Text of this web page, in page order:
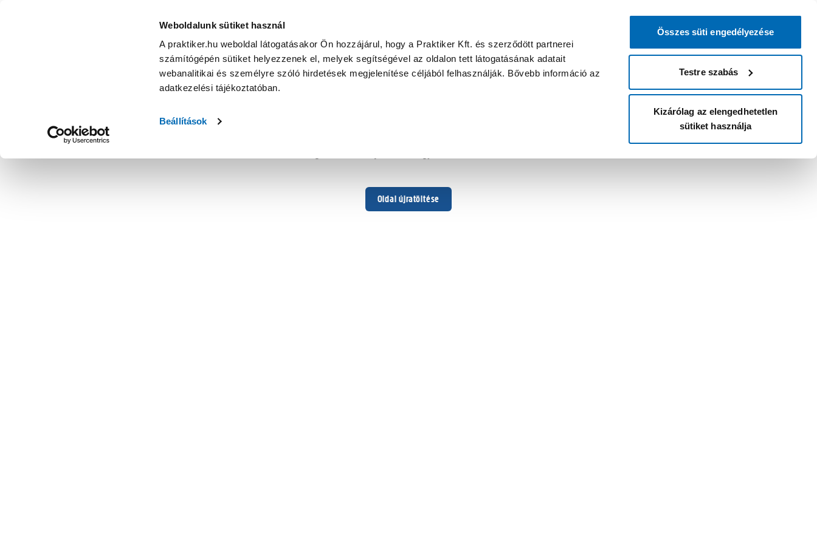
Weboldalunk sütiket használ
A praktiker.hu weboldal látogatásakor Ön hozzájárul, hogy a Praktiker Kft. és szerződött partnerei
számítógépén sütiket helyezzenek el, melyek segítségével az oldalon tett látogatásának adatait
webanalitikai és személyre szóló hirdetések megjelenítése céljából felhasználják. Bővebb információ az
adatkezelési tájékoztatóban.
Beállítások
Összes süti engedélyezése
Testre szabás
Kizárólag az elengedhetetlen
sütiket használja
Oldal újratöltése